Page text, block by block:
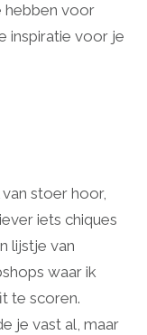
hebben voor
inspiratie voor je
stoer hoor,
iets chiques
lijstje van
waar ik
te scoren.
je vast al, maar